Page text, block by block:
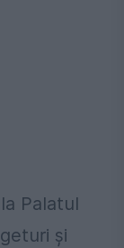
Palatul
și